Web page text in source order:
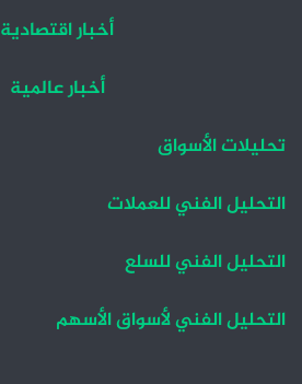
أخبار اقتصادية
أخبار عالمية
تحليلات الأسواق
التحليل الفني للعملات
التحليل الفني للسلع
التحليل الفني لأسواق الأسهم